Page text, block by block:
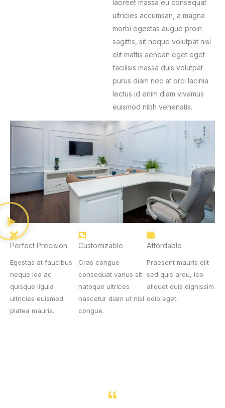
laoreet massa eu consequat
ultricies accumsan, a magna
morbi egestas augue proin
sagittis, sit neque volutpat nisl
elit mattis aenean eget eget
facilisis massa duis volutpat
purus diam nec at orci lacinia
lectus id enim diam vivamus
euismod nibh venenatis.
Perfect Precision
Egestas at faucibus
neque leo ac
quisque ligula
ultricies euismod
platea mauris.
Customizable
Cras congue
consequat varius sit
natoque ultrices
nascetur diam ut nisl
congue.
Affordable
Praesent mauris elit
sed quis arcu, leo
aliquet quis dignissim
odio eget.